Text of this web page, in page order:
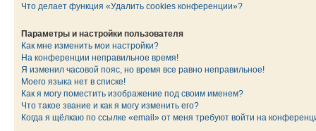
Что делает функция «Удалить cookies конференции»?
Параметры и настройки пользователя
Как мне изменить мои настройки?
На конференции неправильное время!
Я изменил часовой пояс, но время все равно неправильное!
Моего языка нет в списке!
Как я могу поместить изображение под своим именем?
Что такое звание и как я могу изменить его?
Когда я щёлкаю по ссылке «email» от меня требуют войти на